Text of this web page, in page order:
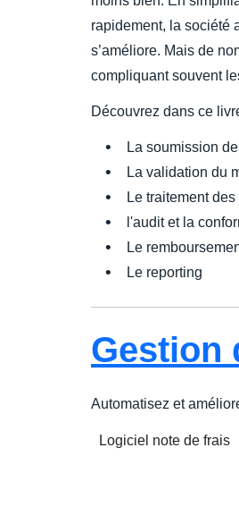
rapidement, la société
s’améliore. Mais de
compliquant souvent
Découvrez dans ce
La soumission
La validation du
Le traitement
l'audit et la
Le
Le reporting
Gestion
Automatisez et
Logiciel note de frais